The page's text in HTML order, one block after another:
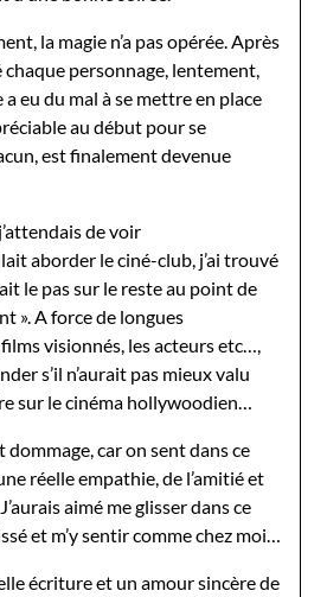
la magie n’a pas opérée. Après
personnage, lentement,
eu du mal à se mettre en place
au début pour se
est finalement devenue
de voir
aborder le ciné-club, j’ai trouvé
le pas sur le reste au point de
». A force de longues
visionnés, les acteurs etc…,
s’il n’aurait pas mieux valu
sur le cinéma hollywoodien…
dommage, car on sent dans ce
réelle empathie, de l’amitié et
aimé me glisser dans ce
et m’y sentir comme chez moi…
écriture et un amour sincère de